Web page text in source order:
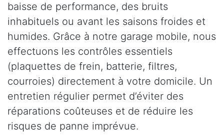
baisse de performance, des bruits
inhabituels ou avant les saisons froides et
humides. Grâce à notre garage mobile, nous
effectuons les contrôles essentiels
(plaquettes de frein, batterie, filtres,
courroies) directement à votre domicile. Un
entretien régulier permet d’éviter des
réparations coûteuses et de réduire les
risques de panne imprévue.